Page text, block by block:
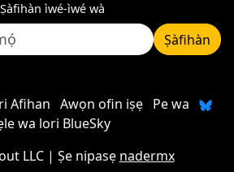
Ṣàfihàn ìwé-ìwé wà
Ṣàfihàn
Afihan Awọn ofin iṣẹ
Pe wa
wa lori BlueSky
LLC| Ṣe nipasẹ nadermx